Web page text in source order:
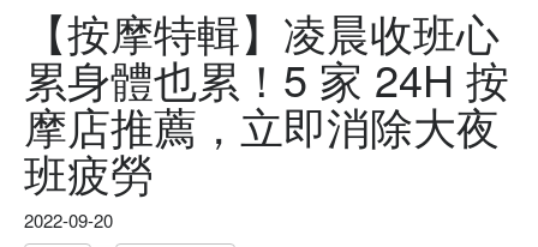
【按摩特輯】凌晨收班心
累身體也累！5 家 24H 按
摩店推薦，立即消除大夜
班疲勞
2022-09-20